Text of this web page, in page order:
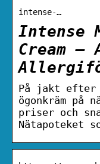
intense-…
Intense
Cream –
På jakt efter
ögonkräm på
priser och
Nätapoteket